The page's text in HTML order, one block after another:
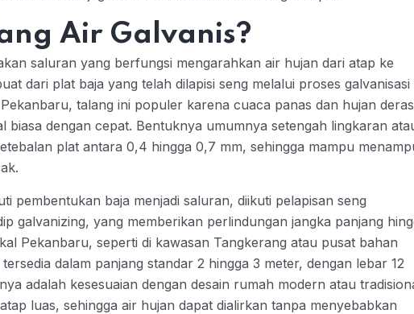
Air Galvanis?
saluran yang berfungsi mengarahkan air hujan dari atap ke
dari plat baja yang telah dilapisi seng melalui proses galvanisasi
talang ini populer karena cuaca panas dan hujan deras
biasa dengan cepat. Bentuknya umumnya setengah lingkaran
plat antara 0,4 hingga 0,7 mm, sehingga mampu
pembentukan baja menjadi saluran, diikuti pelapisan seng
galvanizing, yang memberikan perlindungan jangka panjang
Pekanbaru, seperti di kawasan Tangkerang atau pusat bahan
dalam panjang standar 2 hingga 3 meter, dengan lebar 12
adalah kesesuaian dengan desain rumah modern atau
luas, sehingga air hujan dapat dialirkan tanpa menyebabkan